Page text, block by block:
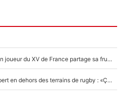
Mis de côté par Fabien Galthié, un joueur du XV de France partage sa frustration : «ils ne me l’ont pas dit tout de suite»
La raison d'être de Matthieu Jalibert en dehors des terrains de rugby : «Ça m'atteint autant que si tu touches à un membre de ma famille»